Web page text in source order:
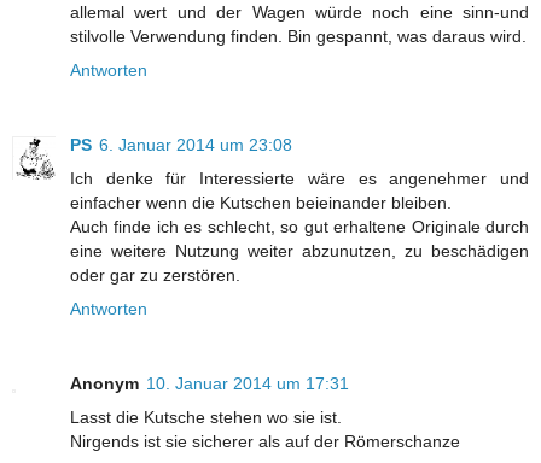
allemal wert und der Wagen würde noch eine sinn-und
stilvolle Verwendung finden. Bin gespannt, was daraus wird.
Antworten
PS 6. Januar 2014 um 23:08
Ich denke für Interessierte wäre es angenehmer und
einfacher wenn die Kutschen beieinander bleiben.
Auch finde ich es schlecht, so gut erhaltene Originale durch
eine weitere Nutzung weiter abzunutzen, zu beschädigen
oder gar zu zerstören.
Antworten
Anonym 10. Januar 2014 um 17:31
Lasst die Kutsche stehen wo sie ist.
Nirgends ist sie sicherer als auf der Römerschanze